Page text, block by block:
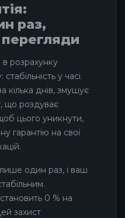
раз,
перегляди
розрахунку
у часі.
кілька днів, змушує
що роздуває
цього уникнути,
гарантію на свої
один раз, і ваш
0 % на
захист